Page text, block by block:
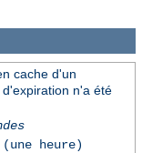
cache d'un
n'a été
heure)